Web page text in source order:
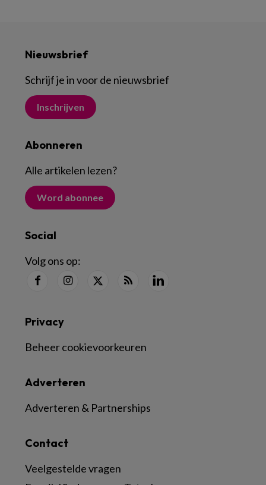
Nieuwsbrief
Schrijf je in voor de nieuwsbrief
Inschrijven
Abonneren
Alle artikelen lezen?
Word abonnee
Social
Volg ons op:
Contact
Veelgestelde vragen
Adverteren
Adverteren & Partnerships
Privacy
Beheer cookievoorkeuren